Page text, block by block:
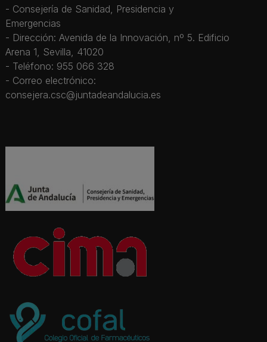
- Consejería de Sanidad, Presidencia y
Emergencias
- Dirección: Avenida de la Innovación, nº 5. Edificio
Arena 1, Sevilla, 41020
- Teléfono: 955 066 328
- Correo electrónico:
consejera.csc@juntadeandalucia.es